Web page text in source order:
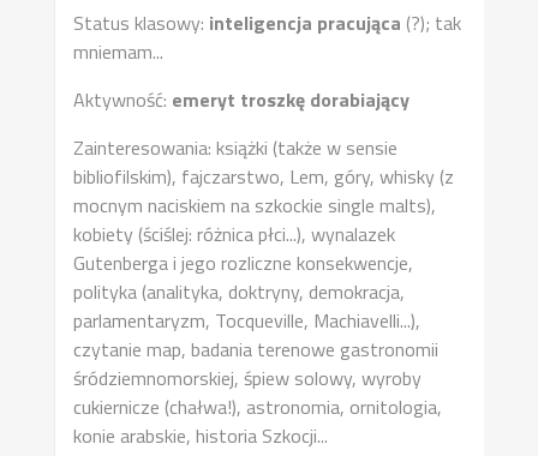
Status klasowy: inteligencja pracująca (?); tak
mniemam...
Aktywność: emeryt troszkę dorabiający
Zainteresowania: książki (także w sensie
bibliofilskim), fajczarstwo, Lem, góry, whisky (z
mocnym naciskiem na szkockie single malts),
kobiety (ściślej: różnica płci...), wynalazek
Gutenberga i jego rozliczne konsekwencje,
polityka (analityka, doktryny, demokracja,
parlamentaryzm, Tocqueville, Machiavelli...),
czytanie map, badania terenowe gastronomii
śródziemnomorskiej, śpiew solowy, wyroby
cukiernicze (chałwa!), astronomia, ornitologia,
konie arabskie, historia Szkocji...